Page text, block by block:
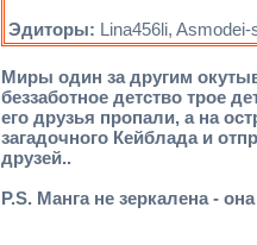
Эдиторы: Lina456li, Asmodei-
Миры один за другим
беззаботное детство трое
его друзья пропали, а на
загадочного Кейблада и
друзей..
P.S. Манга не зеркалена -